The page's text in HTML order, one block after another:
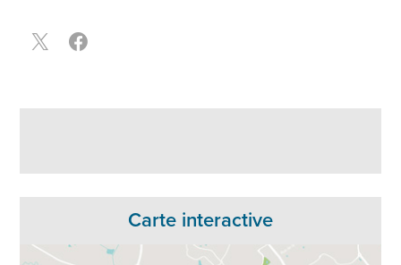
Carte interactive